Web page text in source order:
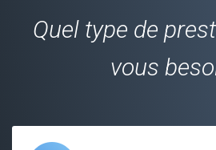
Quel type de
vous